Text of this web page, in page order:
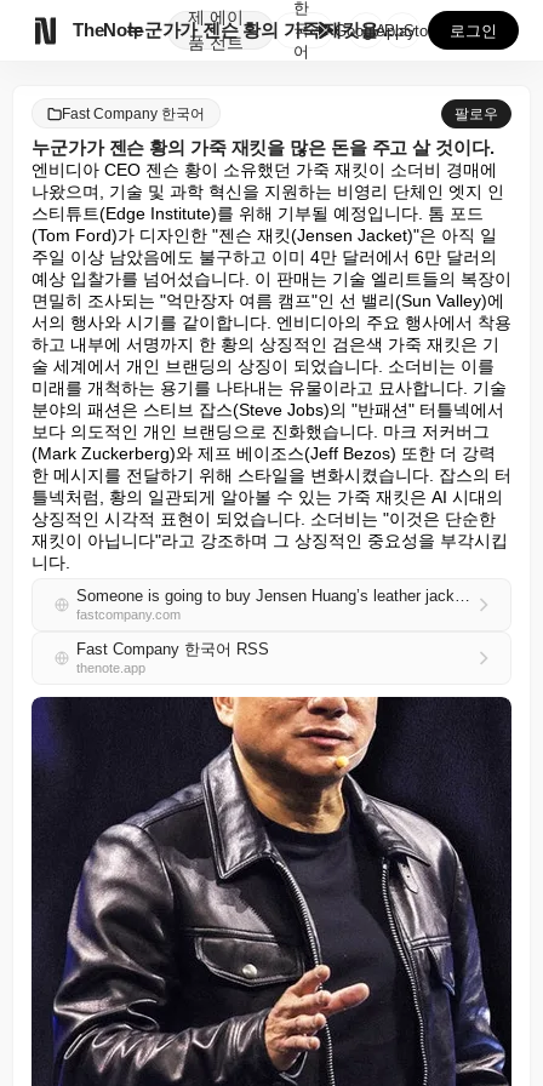
TheNote
제
품
에이
전트
누군가가 젠슨 황의 가죽 재킷을 많은 돈을 주고 살 것...
한
국
어
GooglePlay
AppStore 로그인
Fast Company 한국어 팔로우
누군가가 젠슨 황의 가죽 재킷을 많은 돈을 주고 살 것이다.
엔비디아 CEO 젠슨 황이 소유했던 가죽 재킷이 소더비 경매에
나왔으며, 기술 및 과학 혁신을 지원하는 비영리 단체인 엣지 인
스티튜트(Edge Institute)를 위해 기부될 예정입니다. 톰 포드
(Tom Ford)가 디자인한 "젠슨 재킷(Jensen Jacket)"은 아직 일
주일 이상 남았음에도 불구하고 이미 4만 달러에서 6만 달러의
예상 입찰가를 넘어섰습니다. 이 판매는 기술 엘리트들의 복장이
면밀히 조사되는 "억만장자 여름 캠프"인 선 밸리(Sun Valley)에
서의 행사와 시기를 같이합니다. 엔비디아의 주요 행사에서 착용
하고 내부에 서명까지 한 황의 상징적인 검은색 가죽 재킷은 기
술 세계에서 개인 브랜딩의 상징이 되었습니다. 소더비는 이를
미래를 개척하는 용기를 나타내는 유물이라고 묘사합니다. 기술
분야의 패션은 스티브 잡스(Steve Jobs)의 "반패션" 터틀넥에서
보다 의도적인 개인 브랜딩으로 진화했습니다. 마크 저커버그
(Mark Zuckerberg)와 제프 베이조스(Jeff Bezos) 또한 더 강력
한 메시지를 전달하기 위해 스타일을 변화시켰습니다. 잡스의 터
틀넥처럼, 황의 일관되게 알아볼 수 있는 가죽 재킷은 AI 시대의
상징적인 시각적 표현이 되었습니다. 소더비는 "이것은 단순한
재킷이 아닙니다"라고 강조하며 그 상징적인 중요성을 부각시킵
니다.
Someone is going to buy Jensen Huang’s leather jacket for a lot of money
fastcompany.com
Fast Company 한국어 RSS
thenote.app